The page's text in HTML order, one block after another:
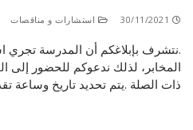
30/11/2021 استشارات و مناقصات
.نتشرف بإبلاغكم أن المدرسة تجري
المخابر، لذلك ندعوكم للحضور إلى
ذات الصلة .يتم تحديد تاريخ وساعة